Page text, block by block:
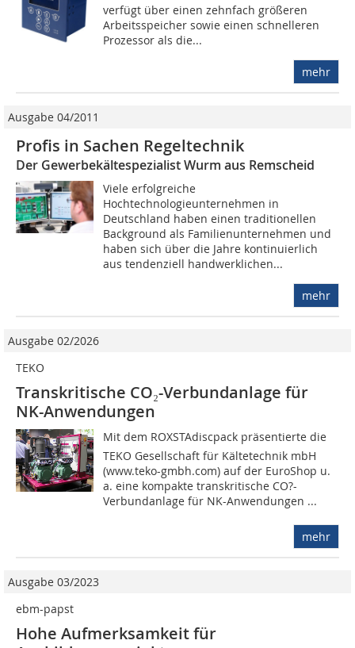
verfügt über einen zehnfach größeren
Arbeitsspeicher sowie einen schnelleren
Prozessor als die...
mehr
Ausgabe 04/2011
Profis in Sachen Regeltechnik
Der Gewerbekältespezialist Wurm aus Remscheid
Viele erfolgreiche
Hochtechnologieunternehmen in
Deutschland haben einen traditionellen
Background als Familienunternehmen und
haben sich über die Jahre kontinuierlich
aus tendenziell handwerklichen...
mehr
Ausgabe 02/2026
TEKO
Transkritische CO₂-Verbundanlage für
NK-Anwendungen
Mit dem ROXSTAdiscpack präsentierte die
TEKO Gesellschaft für Kältetechnik mbH
(www.teko-gmbh.com) auf der EuroShop u.
a. eine kompakte transkritische CO?-
Verbundanlage für NK-Anwendungen ...
mehr
Ausgabe 03/2023
ebm-papst
Hohe Aufmerksamkeit für